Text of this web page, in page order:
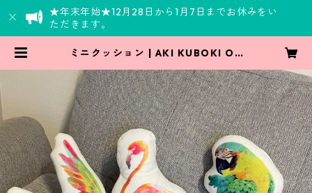
★年末年始★12月28日から1月7日までお休みをい
ただきます。
ミニクッション | AKI KUBOKI ON